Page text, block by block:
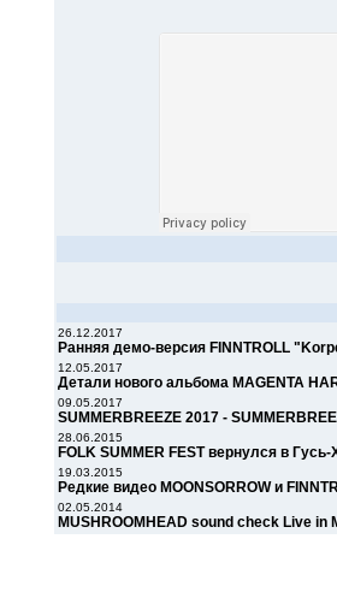
26.12.2017
Ранняя демо-версия FINNTROLL
12.05.2017
Детали нового альбома MAGENTA
09.05.2017
SUMMERBREEZE 2017 -
28.06.2015
FOLK SUMMER FEST вернулся в
19.03.2015
Редкие видео MOONSORROW и
02.05.2014
MUSHROOMHEAD sound check Live in